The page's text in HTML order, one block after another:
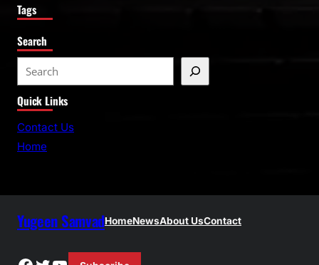
Tags
Search
e
a
r
Quick Links
Contact Us
Home
Yugeen SamvadHomeNewsAbout UsContact